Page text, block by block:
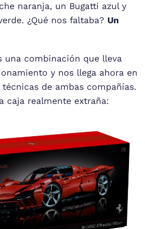
naranja, un Bugatti azul y
¿Qué nos faltaba? Un
una combinación que lleva
y nos llega ahora en
de ambas compañías.
caja realmente extraña: